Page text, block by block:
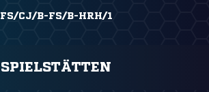
FS/CJ/B-FS/B-HRH/1
SPIELSTÄTTEN